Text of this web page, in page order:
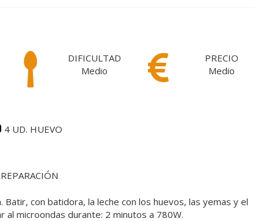
DIFICULTAD
Medio
PRECIO
Medio
4 UD. HUEVO
con batidora, la leche con los huevos, las yemas y el
al microondas durante: 2 minutos a 780W.